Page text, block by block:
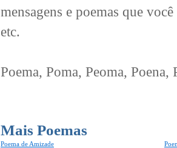
mensagens e poemas que
etc.
Poema, Poma, Peoma,
Mais Poemas
Poema de Amizade